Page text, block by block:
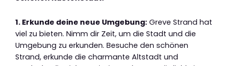
1. Erkunde deine neue Umgebung: Greve Strand hat
viel zu bieten. Nimm dir Zeit, um die Stadt und die
Umgebung zu erkunden. Besuche den schönen
Strand, erkunde die charmante Altstadt und